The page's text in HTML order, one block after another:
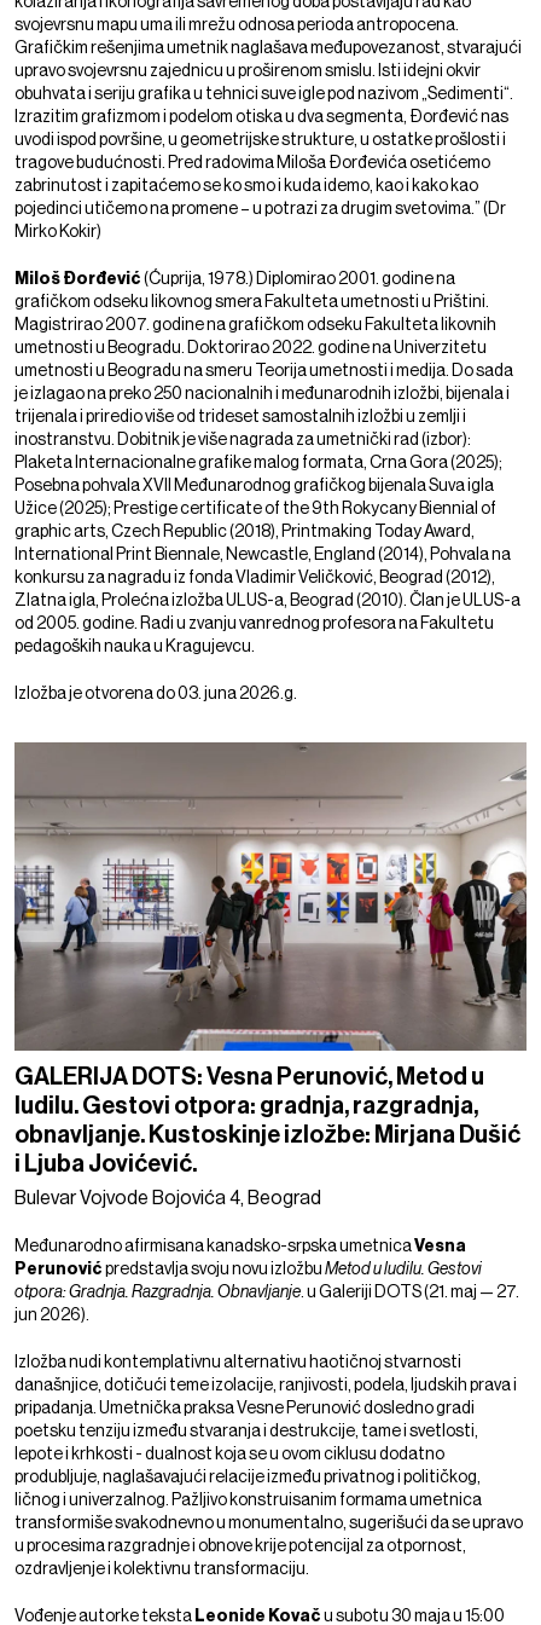
svojevrsnu mapu uma ili mrežu odnosa perioda antropocena.
Grafičkim rešenjima umetnik naglašava međupovezanost, stvarajući
upravo svojevrsnu zajednicu u proširenom smislu. Isti idejni okvir
obuhvata i seriju grafika u tehnici suve igle pod nazivom „Sedimenti“.
Izrazitim grafizmom i podelom otiska u dva segmenta, Đorđević nas
uvodi ispod površine, u geometrijske strukture, u ostatke prošlosti i
tragove budućnosti. Pred radovima Miloša Đorđevića osetićemo
zabrinutost i zapitaćemo se ko smo i kuda idemo, kao i kako kao
pojedinci utičemo na promene – u potrazi za drugim svetovima.” (Dr
Mirko Kokir)
Miloš Đorđević (Ćuprija, 1978.) Diplomirao 2001. godine na
grafičkom odseku likovnog smera Fakulteta umetnosti u Prištini.
Magistrirao 2007. godine na grafičkom odseku Fakulteta likovnih
umetnosti u Beogradu. Doktorirao 2022. godine na Univerzitetu
umetnosti u Beogradu na smeru Teorija umetnosti i medija. Do sada
je izlagao na preko 250 nacionalnih i međunarodnih izložbi, bijenala i
trijenala i priredio više od trideset samostalnih izložbi u zemlji i
inostranstvu. Dobitnik je više nagrada za umetnički rad (izbor):
Plaketa Internacionalne grafike malog formata, Crna Gora (2025);
Posebna pohvala XVII Međunarodnog grafičkog bijenala Suva igla
Užice (2025); Prestige certificate of the 9th Rokycany Biennial of
graphic arts, Czech Republic (2018), Printmaking Today Award,
International Print Biennale, Newcastle, England (2014), Pohvala na
konkursu za nagradu iz fonda Vladimir Veličković, Beograd (2012),
Zlatna igla, Prolećna izložba ULUS-a, Beograd (2010). Član je ULUS-a
od 2005. godine. Radi u zvanju vanrednog profesora na Fakultetu
pedagoških nauka u Kragujevcu.
Izložba je otvorena do 03. juna 2026.g.
GALERIJA DOTS: Vesna Perunović, Metod u
ludilu. Gestovi otpora: gradnja, razgradnja,
obnavljanje. Kustoskinje izložbe: Mirjana Dušić
i Ljuba Jovićević.
Bulevar Vojvode Bojovića 4, Beograd
Međunarodno afirmisana kanadsko-srpska umetnicaVesna
Perunović predstavlja svoju novu izložbu Metod u ludilu. Gestovi
otpora: Gradnja. Razgradnja. Obnavljanje . u Galeriji DOTS (21. maj — 27.
jun 2026).
Izložba nudi kontemplativnu alternativu haotičnoj stvarnosti
današnjice, dotičući teme izolacije, ranjivosti, podela, ljudskih prava i
pripadanja. Umetnička praksa Vesne Perunović dosledno gradi
poetsku tenziju između stvaranja i destrukcije, tame i svetlosti,
lepote i krhkosti - dualnost koja se u ovom ciklusu dodatno
produbljuje, naglašavajući relacije između privatnog i političkog,
ličnog i univerzalnog. Pažljivo konstruisanim formama umetnica
transformiše svakodnevno u monumentalno, sugerišući da se upravo
u procesima razgradnje i obnove krije potencijal za otpornost,
ozdravljenje i kolektivnu transformaciju.
Vođenje autorke teksta Leonide Kovač u subotu 30 maja u 15:00